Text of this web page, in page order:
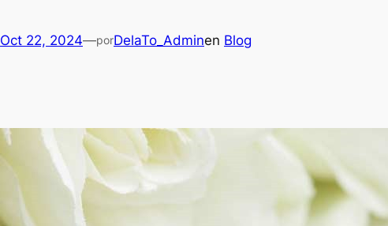
Oct 22, 2024—porDelaTo_Adminen Blog